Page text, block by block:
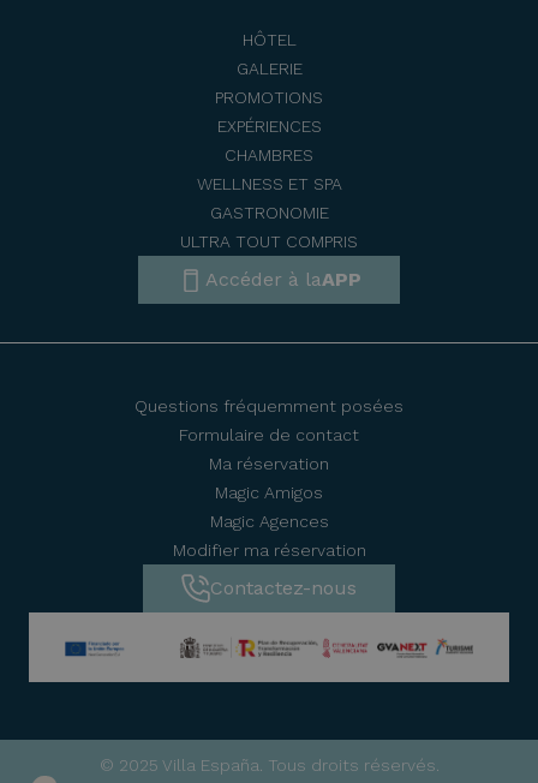
HÔTEL
GALERIE
PROMOTIONS
EXPÉRIENCES
CHAMBRES
WELLNESS ET SPA
GASTRONOMIE
ULTRA TOUT COMPRIS
Accéder à laAPP
Contactez-nous
Questions fréquemment posées
Formulaire de contact
Ma réservation
Magic Amigos
Magic Agences
Modifier ma réservation
© 2025 Villa España. Tous droits réservés.